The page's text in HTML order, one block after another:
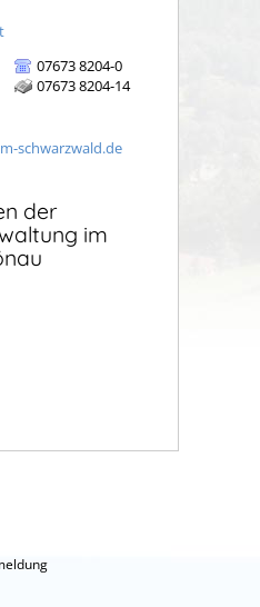
07673 8204-0
07673 8204-14
schwarzwald.de
der
im